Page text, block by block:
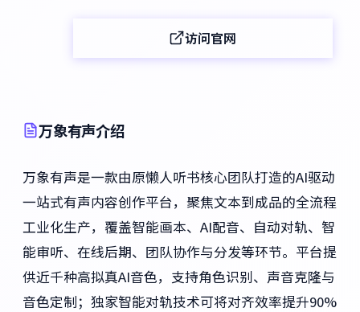
访问官网
万象有声介绍
万象有声是一款由原懒人听书核心团队打造的AI驱动
一站式有声内容创作平台，聚焦文本到成品的全流程
工业化生产，覆盖智能画本、AI配音、自动对轨、智
能审听、在线后期、团队协作与分发等环节。平台提
供近千种高拟真AI音色，支持角色识别、声音克隆与
音色定制；独家智能对轨技术可将对齐效率提升90%